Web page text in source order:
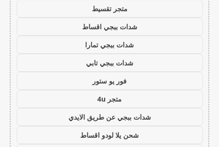
متجر تقسيط
شدات ببجي اقساط
شدات ببجي تمارا
شدات ببجي تابي
فور يو ستور
متجر 4u
شدات ببجي عن طريق الايدي
شحن يلا لودو اقساط